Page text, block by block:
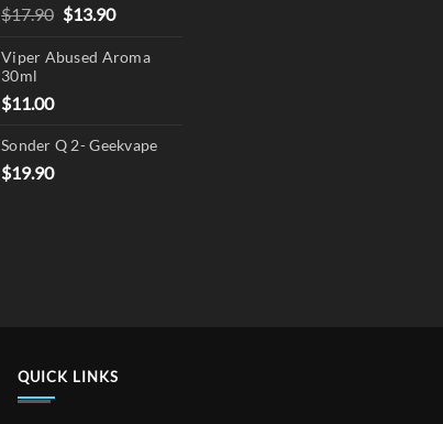
$17.90 Original
was:
$13.90Current
is:
Viper Abused Aroma
30ml
$11.00
Sonder Q 2- Geekvape
$19.90
QUICK LINKS